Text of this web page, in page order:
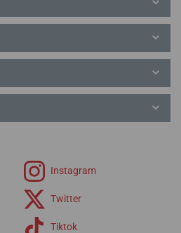
Instagram
Twitter
Tiktok